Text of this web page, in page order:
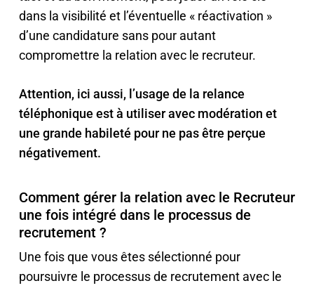
dans la visibilité et l’éventuelle « réactivation »
d’une candidature sans pour autant
compromettre la relation avec le recruteur.
Attention, ici aussi, l’usage de la relance
téléphonique est à utiliser avec modération et
une grande habileté pour ne pas être perçue
négativement.
Comment gérer la relation avec le Recruteur
une fois intégré dans le processus de
recrutement ?
Une fois que vous êtes sélectionné pour
poursuivre le processus de recrutement avec le